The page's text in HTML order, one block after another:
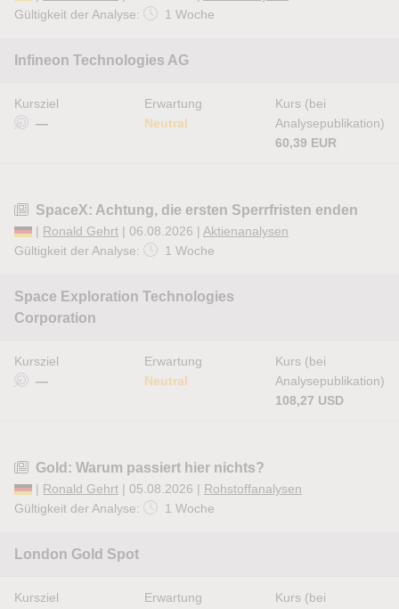
Gültigkeit der Analyse:
1 Woche
Infineon Technologies AG
Kursziel
—
Erwartung
Neutral
Kurs (bei
Analysepublikation)
60,39 EUR
SpaceX: Achtung, die ersten Sperrfristen enden
| Ronald Gehrt | 06.08.2026 | Aktienanalysen
Gültigkeit der Analyse:
1 Woche
Space Exploration Technologies
Corporation
Kursziel
—
Erwartung
Neutral
Kurs (bei
Analysepublikation)
108,27 USD
Gold: Warum passiert hier nichts?
| Ronald Gehrt | 05.08.2026 | Rohstoffanalysen
Gültigkeit der Analyse:
1 Woche
London Gold Spot
Kursziel
Erwartung
Kurs (bei